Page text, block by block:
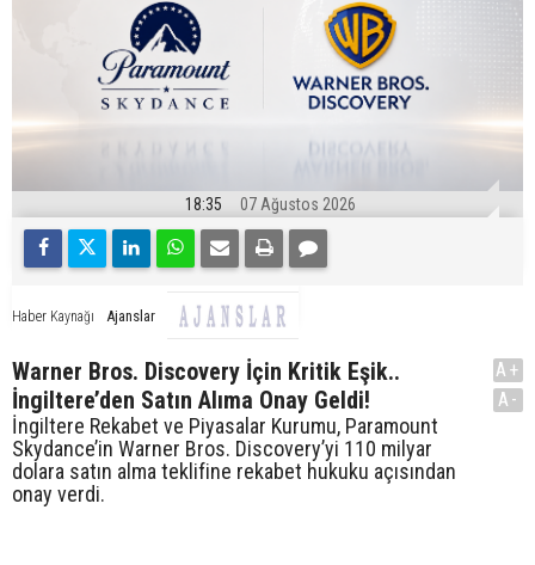
18:35 07 Ağustos 2026
Haber Kaynağı Ajanslar
Warner Bros. Discovery İçin Kritik Eşik..
İngiltere’den Satın Alıma Onay Geldi!
İngiltere Rekabet ve Piyasalar Kurumu, Paramount
Skydance’in Warner Bros. Discovery’yi 110 milyar
dolara satın alma teklifine rekabet hukuku açısından
onay verdi.
A+
A-